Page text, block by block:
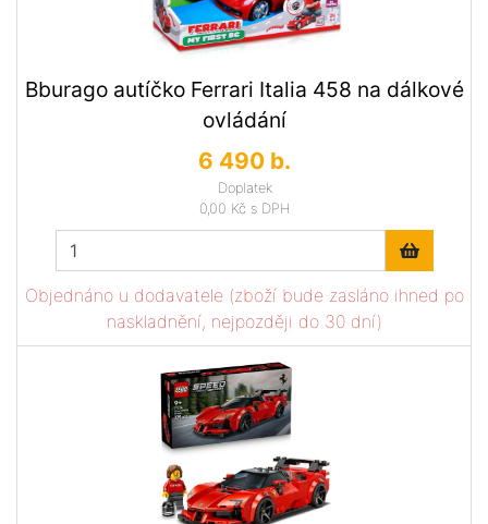
Bburago autíčko Ferrari Italia 458 na dálkové
ovládání
6 490 b.
Doplatek
0,00 Kč s DPH
Objednáno u dodavatele (zboží bude zasláno ihned po
naskladnění, nejpozději do 30 dní)